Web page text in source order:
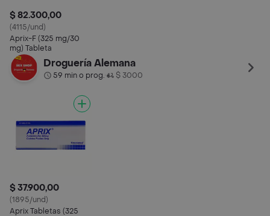
$ 82.300,00
(4115/und)
Aprix-F (325 mg/30
mg) Tableta
Droguería Alemana
59 min o prog.• $ 3000
$ 37.900,00
(1895/und)
Aprix Tabletas (325